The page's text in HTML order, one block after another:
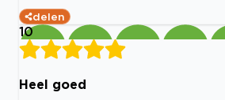
delen
10
Heel goed